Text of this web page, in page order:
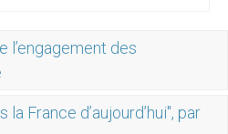
l’engagement des
la France d’aujourd’hui", par